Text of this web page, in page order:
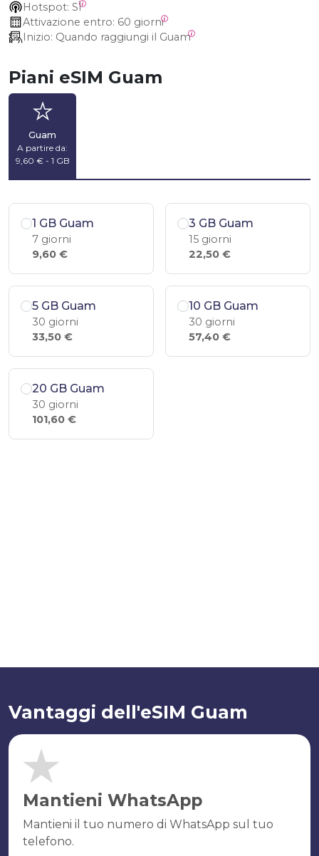
Hotspot: SÌ
Attivazione entro: 60 giorni
Inizio: Quando raggiungi il Guam
Piani eSIM Guam
Guam
A partire da:
9,60 € - 1 GB
1 GB Guam
7 giorni
9,60 €
3 GB Guam
15 giorni
22,50 €
5 GB Guam
30 giorni
33,50 €
10 GB Guam
30 giorni
57,40 €
20 GB Guam
30 giorni
101,60 €
Vantaggi dell'eSIM Guam
Mantieni WhatsApp
Mantieni il tuo numero di WhatsApp sul tuo
telefono.